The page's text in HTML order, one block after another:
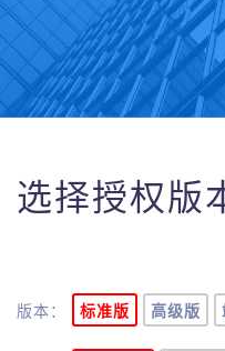
选择授权版
版本： 标准版 高级版